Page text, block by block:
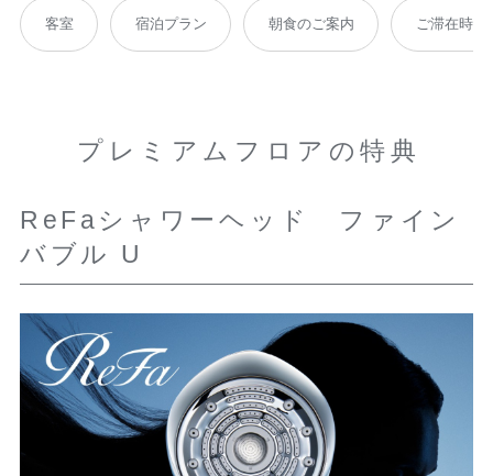
客室 宿泊プラン 朝食のご案内 ご滞在時の
プレミアムフロアの特典
ReFaシャワーヘッド ファイン
バブル U